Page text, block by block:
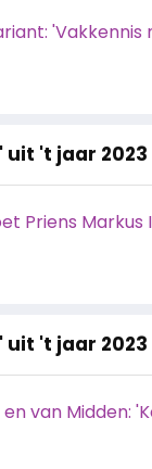
uit 't jaar 2023
Priens
uit 't jaar 2023
van Midden: